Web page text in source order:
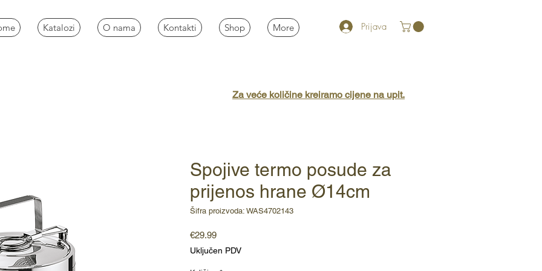
Katalozi O nama Kontakti Shop More Prijava
Spojive termo posude za
prijenos hrane Ø14cm
Šifra proizvoda: WAS4702143
€29.99Cijena
Uključen PDV
Za veće količine kreiramo cijene na upit.